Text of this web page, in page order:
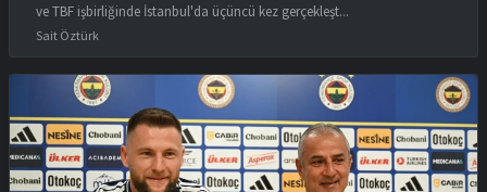
ve TBF işbirliğinde İstanbul'da üçüncü kez gerçekleşt...
Sait Öztürk